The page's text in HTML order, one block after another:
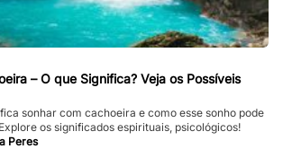
– O que Significa? Veja os Possíveis
sonhar com cachoeira e como esse sonho pode
os significados espirituais, psicológicos!
Peres